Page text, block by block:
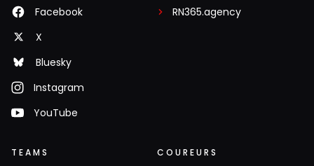
Facebook
X
Bluesky
Instagram
YouTube
RN365.agency
TEAMS COUREURS